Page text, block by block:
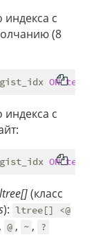
с
(8
ON test
с
ON test
ltree[](класс
): ltree[] <@
, @ , ~ , ?